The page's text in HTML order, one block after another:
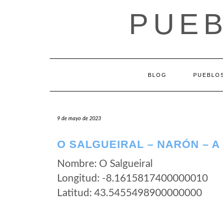
BLOG
9 de mayo de 2023
O SALGUEIRAL – NARÓN – A
Nombre: O Salgueiral
Longitud: -8.1615817400000010
Latitud: 43.5455498900000000